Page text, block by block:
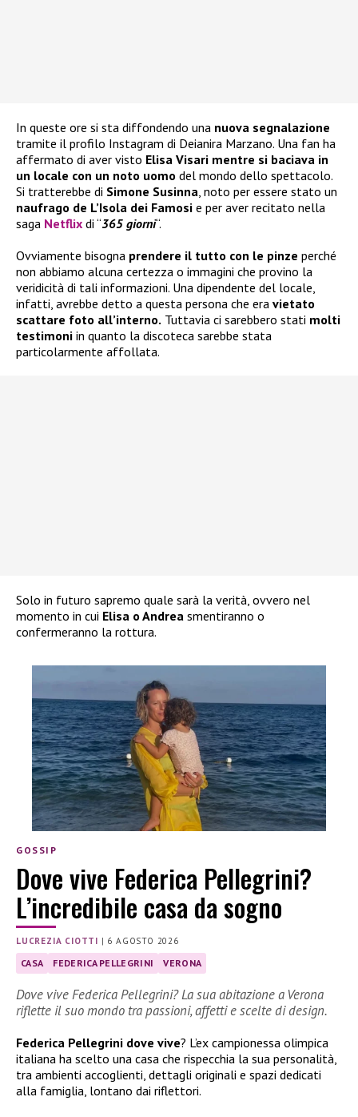
In queste ore si sta diffondendo una nuova segnalazione
tramite il profilo Instagram di Deianira Marzano. Una fan ha
affermato di aver visto Elisa Visari mentre si baciava in
un locale con un noto uomo del mondo dello spettacolo.
Si tratterebbe di Simone Susinna, noto per essere stato un
naufrago de L’Isola dei Famosi e per aver recitato nella
saga Netflix di “365 giorni“.
Ovviamente bisogna prendere il tutto con le pinze perché
non abbiamo alcuna certezza o immagini che provino la
veridicità di tali informazioni. Una dipendente del locale,
infatti, avrebbe detto a questa persona che era vietato
scattare foto all’interno. Tuttavia ci sarebbero stati molti
testimoni in quanto la discoteca sarebbe stata
particolarmente affollata.
Solo in futuro sapremo quale sarà la verità, ovvero nel
momento in cui Elisa o Andrea smentiranno o
confermeranno la rottura.
GOSSIP
Dove vive Federica Pellegrini?
L’incredibile casa da sogno
LUCREZIA CIOTTI | 6 AGOSTO 2026
CASA FEDERICA PELLEGRINI VERONA
Dove vive Federica Pellegrini? La sua abitazione a Verona
riflette il suo mondo tra passioni, affetti e scelte di design.
Federica Pellegrini dove vive? L’ex campionessa olimpica
italiana ha scelto una casa che rispecchia la sua personalità,
tra ambienti accoglienti, dettagli originali e spazi dedicati
alla famiglia, lontano dai riflettori.